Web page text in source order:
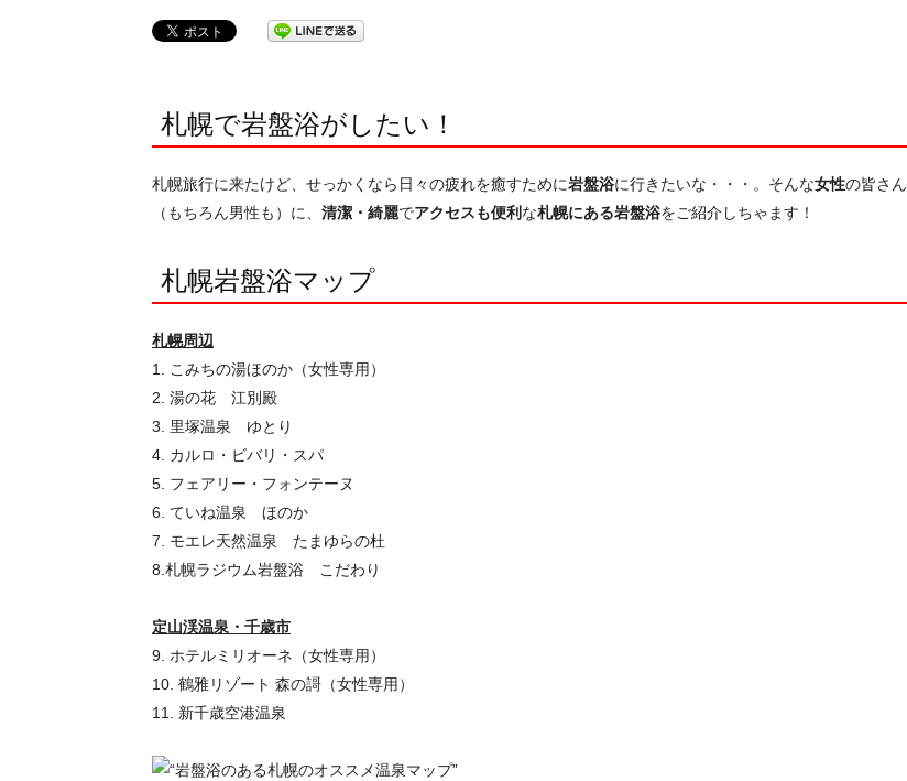
札幌で岩盤浴がしたい！
札幌旅行に来たけど、せっかくなら日々の疲れを癒すために岩盤浴に行きたいな・・・。そんな女性の皆さん
（もちろん男性も）に、 清潔・綺麗でアクセスも便利 な札幌にある岩盤浴をご紹介しちゃます！
札幌岩盤浴マップ
札幌周辺
1. こみちの湯ほのか（女性専用）
2. 湯の花 江別殿
3. 里塚温泉 ゆとり
4. カルロ・ビバリ・スパ
5. フェアリー・フォンテーヌ
6. ていね温泉 ほのか
7. モエレ天然温泉 たまゆらの杜
8.札幌ラジウム岩盤浴 こだわり
定山渓温泉・千歳市
9. ホテルミリオーネ（女性専用）
10. 鶴雅リゾート 森の謌（女性専用）
11. 新千歳空港温泉